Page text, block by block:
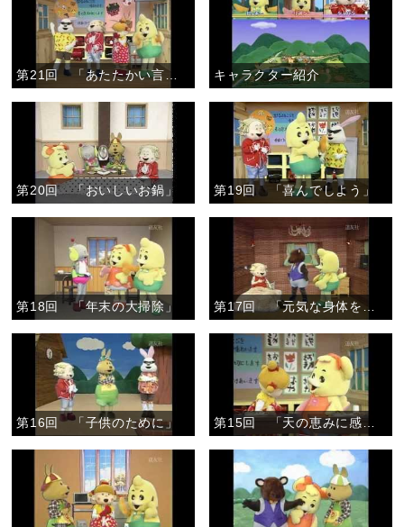
キャラクター紹介
第20回 「おいしいお鍋」 第19回 「喜んでしよう」
第18回 「年末の大掃除」 第17回 「元気な身体をありがとう」
第16回 「子供のために」